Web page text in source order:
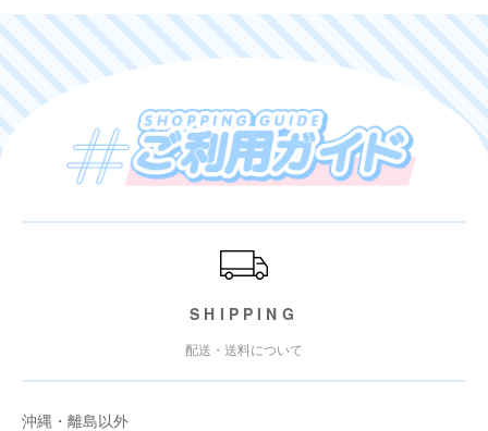
SHIPPING
配送・送料について
沖縄・離島以外